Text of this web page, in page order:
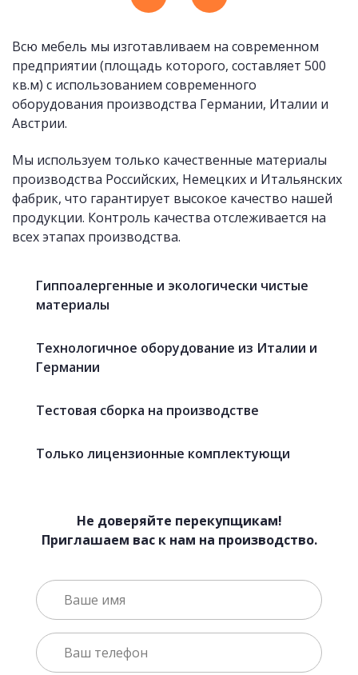
Всю мебель мы изготавливаем на современном
предприятии (площадь которого, составляет 500
кв.м) с использованием современного
оборудования производства Германии, Италии и
Австрии.
Мы используем только качественные материалы
производства Российских, Немецких и Итальянских
фабрик, что гарантирует высокое качество нашей
продукции. Контроль качества отслеживается на
всех этапах производства.
Гиппоалергенные и экологически чистые
материалы
Технологичное оборудование из Италии и
Германии
Тестовая сборка на производстве
Только лицензионные комплектующи
Не доверяйте перекупщикам!
Приглашаем вас к нам на производство.